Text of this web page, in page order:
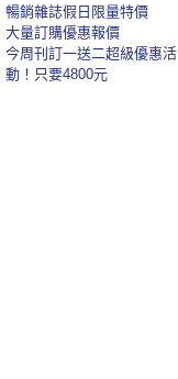
暢銷雜誌假日限量特價
大量訂購優惠報價
今周刊訂一送二超級優惠活
動！只要4800元